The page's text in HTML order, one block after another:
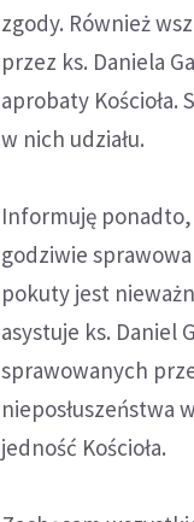
zgody. Również
przez ks. Daniela
aprobaty
w nich udziału.
Informuję ponadto,
godziwie
pokuty jest
asystuje ks. Daniel
sprawowanych
nieposłuszeństwa
jedność Kościoła.